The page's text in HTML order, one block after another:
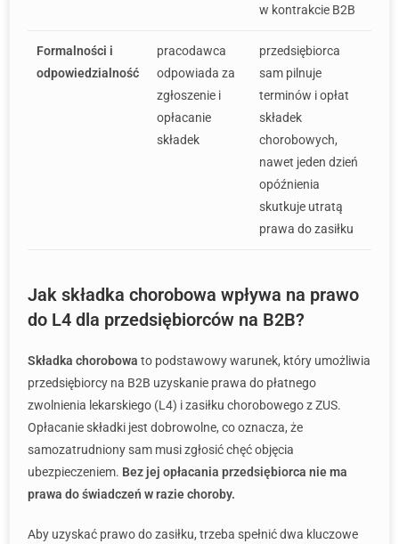
w kontrakcie B2B
Formalności i
odpowiedzialność
pracodawca
odpowiada za
zgłoszenie i
opłacanie
składek
przedsiębiorca
sam pilnuje
terminów i opłat
składek
chorobowych,
nawet jeden dzień
opóźnienia
skutkuje utratą
prawa do zasiłku
Jak składka chorobowa wpływa na prawo
do L4 dla przedsiębiorców na B2B?
Składka chorobowa to podstawowy warunek, który umożliwia
przedsiębiorcy na B2B uzyskanie prawa do płatnego
zwolnienia lekarskiego (L4) i zasiłku chorobowego z ZUS.
Opłacanie składki jest dobrowolne, co oznacza, że
samozatrudniony sam musi zgłosić chęć objęcia
ubezpieczeniem. Bez jej opłacania przedsiębiorca nie ma
prawa do świadczeń w razie choroby.
Aby uzyskać prawo do zasiłku, trzeba spełnić dwa kluczowe